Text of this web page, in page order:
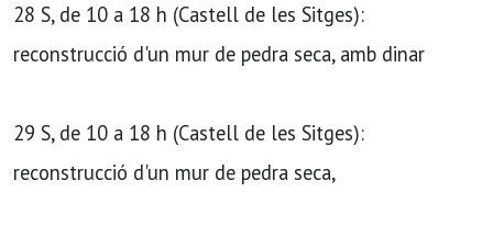
28 S, de 10 a 18 h (Castell de les Sitges):
reconstrucció d'un mur de pedra seca, amb dinar
29 S, de 10 a 18 h (Castell de les Sitges):
reconstrucció d'un mur de pedra seca,